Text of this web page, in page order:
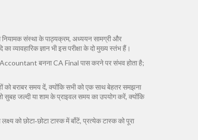
संस्थाके पाठ्यक्रम, अध्ययन सामग्री और
व्यावहारिक ज्ञानभी इस परीक्षा के दो मुख्य स्तंभ हैं।
बनना CA Final पास करने पर संभव होता है;
बराबर समय दें, क्योंकि सभी को एक साथ बेहतर समझना
सुबह जल्दी या शाम के प्राइवल समय का उपयोग करें, क्योंकि
को छोटा‑छोटा टास्क में बाँटें, प्रत्येक टास्क को पूरा